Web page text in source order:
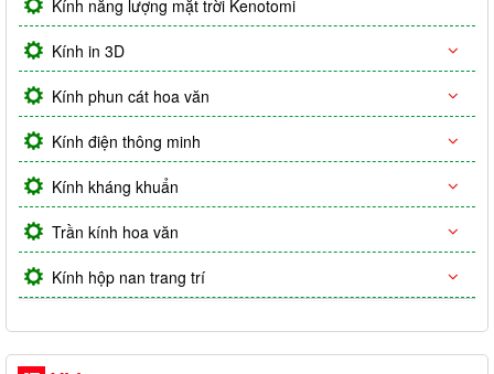
Kính năng lượng mặt trời Kenotomi
Kính in 3D
Kính phun cát hoa văn
Kính điện thông minh
Kính kháng khuẩn
Trần kính hoa văn
Kính hộp nan trang trí